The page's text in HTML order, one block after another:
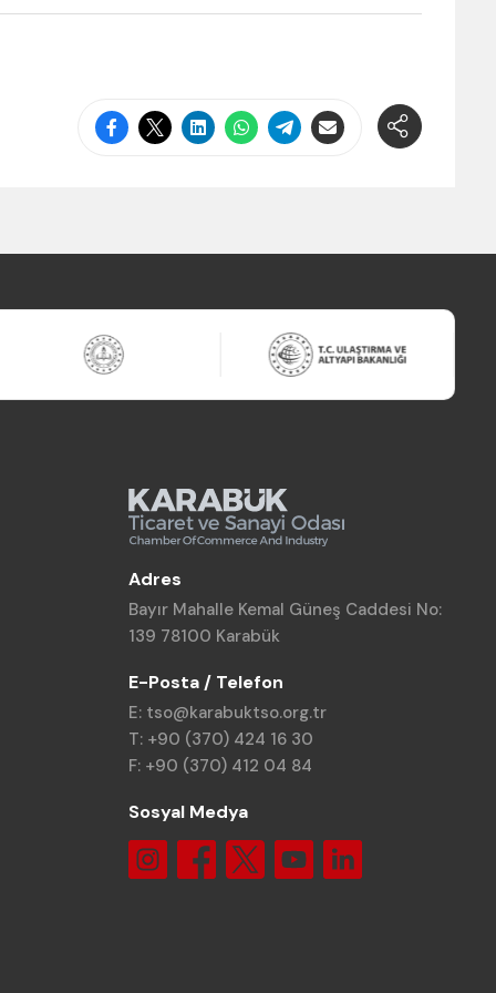
Adres
Bayır Mahalle Kemal Güneş Caddesi No:
139 78100 Karabük
E-Posta / Telefon
E: tso@karabuktso.org.tr
T: +90 (370) 424 16 30
F: +90 (370) 412 04 84
Sosyal Medya